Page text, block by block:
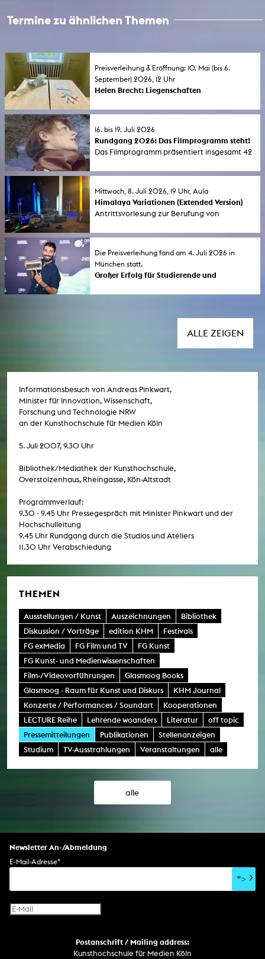
Termine zu ähnlichen Themen
Preisverleihung & Eröffnung: 10. Mai (bis 6.
September) 2026, 12 Uhr
Helen Brecht: Liegenschaften
Die Preisträgerin des KHM-Förderpreises für
Arbeiten im Rahmen der Morsbroicher
Kunsttage zum Jubiläum von 75 Jahre
Museum Morsbroich . Die Einzelausstellung
16. bis 19. Juli 2026
Rundgang 2026: Das Filmprogramm steht!
Das Filmprogramm präsentiert insgesamt 42
Kunsthochschule für Medien Köln (KHM). Die
und im Filmforum NRW im Museum Ludwig
statt.
Mittwoch, 8. Juli 2026, 19 Uhr, Aula
Himalaya Variationen (Extended Version)
Antrittsvorlesung zur Berufung von
Gespräch. Moderation: Prof. Monika Rinck.
Die Preisverleihung fand am 4. Juli 2026 in
München statt.
Großer Erfolg für Studierende und
MÜNCHEN 2026
Year Had 364 Days” des KHM-Studenten
Almourad Aldeeb wurde vom Publikum als
Jurypreise.
ALLE ZEIGEN
Informationsbesuch von Andreas Pinkwart,
Minister für Innovation, Wissenschaft,
Forschung und Technologie NRW
an der Kunsthochschule für Medien Köln
5. Juli 2007, 9.30 Uhr
Bibliothek/Mediathek der Kunsthochschule,
Overstolzenhaus, Rheingasse, Kön-Altstadt
Programmverlauf:
9.30 - 9.45 Uhr Pressegespräch mit Minister Pinkwart und der
Hochschulleitung
9.45 Uhr Rundgang durch die Studios und Ateliers
11.30 Uhr Verabschiedung
THEMEN
Ausstellungen / Kunst Auszeichnungen
Bibliothek
Diskussion / Vorträge
edition KHM
Festivals
FG exMedia
FG Film und TV
FG Kunst
FG Kunst- und Medienwissenschaften
Film-/Videovorführungen
Glasmoog Books
Glasmoog - Raum für Kunst und Diskurs
KHM Journal
Konzerte / Performances / Soundart
Kooperationen
LECTURE Reihe
Lehrende woanders Literatur
off topic
Pressemitteilungen
Publikationen
Stellenanzeigen
Studium
TV-Ausstrahlungen Veranstaltungen alle
alle
Newsletter An-/Abmeldung
E-Mail-Adresse*
">
Postanschrift / Mailing address:
Kunsthochschule für Medien Köln